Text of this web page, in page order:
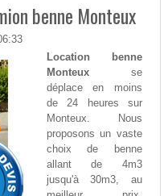
benne Monteux
Location benne
Monteuxse
déplace en moins
de 24 heures sur
Monteux. Nous
proposons un vaste
choix de benne
allant de 4m3
jusqu'à 30m3, au